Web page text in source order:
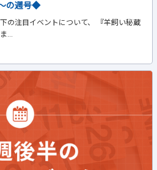
の週号◆
の注目イベントについて、 『羊飼い秘蔵
...